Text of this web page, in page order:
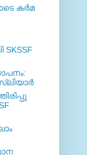
കര്‍മ